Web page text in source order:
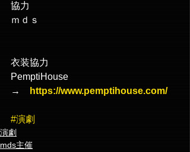
協力
ｍｄｓ
衣装協力
PemptiHouse
→
https://www.pemptihouse.com/
#演劇
演劇
mds主催